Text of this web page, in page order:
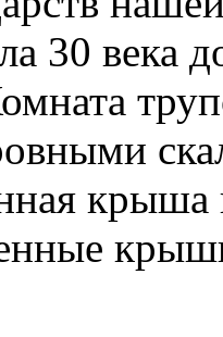
30 века
крыша